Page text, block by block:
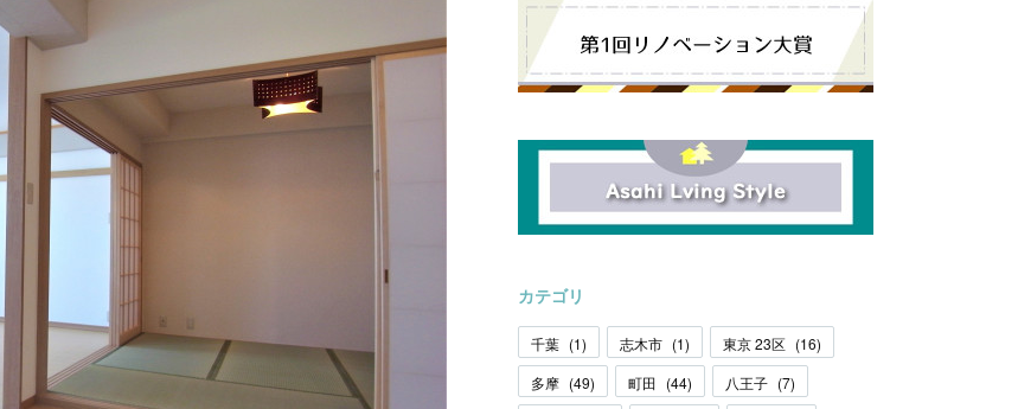
カテゴリ
千葉 (1) 志木市 (1) 東京 23区 (16)
多摩 (49) 町田 (44) 八王子 (7)